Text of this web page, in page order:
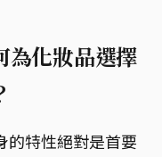
為化妝品選擇
的特性絕對是首要